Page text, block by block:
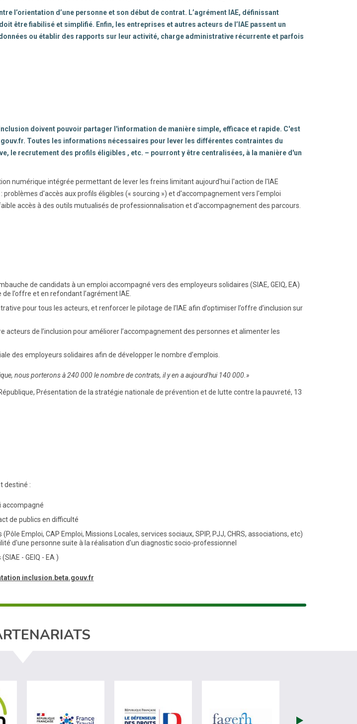
l’orientation d’une personne et son début de contrat. L’agrément IAE, définissant
doit être fiabilisé et simplifié. Enfin, les entreprises et autres acteurs de l’IAE passent un
ou établir des rapports sur leur activité, charge administrative récurrente et parfois
doivent pouvoir partager l'information de manière simple, efficace et rapide. C'est
Toutes les informations nécessaires pour lever les différentes contraintes du
le recrutement des profils éligibles , etc. – pourront y être centralisées, à la manière d'un
numérique intégrée permettant de lever les freins limitant aujourd'hui l'action de l'IAE
d'accès aux profils éligibles (« sourcing ») et d'accompagnement vers l'emploi
accès à des outils mutualisés de professionnalisation et d'accompagnement des parcours.
de candidats à un emploi accompagné vers des employeurs solidaires (SIAE, GEIQ, EA)
l’offre et en refondant l’agrément IAE.
pour tous les acteurs, et renforcer le pilotage de l’IAE afin d’optimiser l’offre d’inclusion sur
acteurs de l’inclusion pour améliorer l’accompagnement des personnes et alimenter les
des employeurs solidaires afin de développer le nombre d’emplois.
nous porterons à 240 000 le nombre de contrats, il y en a aujourd'hui 140 000.»
Présentation de la stratégie nationale de prévention et de lutte contre la pauvreté, 13
destiné :
accompagné
de publics en difficulté
Emploi, CAP Emploi, Missions Locales, services sociaux, SPIP, PJJ, CHRS, associations, etc)
d'une personne suite à la réalisation d'un diagnostic socio-professionnel
- GEIQ - EA )
inclusion.beta.gouv.fr
fenêtre)
visiter les site de Fiphfp (nouvelle fenêtre)visiter les site de France Travail (nouvelle fenêtre)visiter les site de Défenseur des droits (nouvelle fenêtre)
visiter les site de Fagerh